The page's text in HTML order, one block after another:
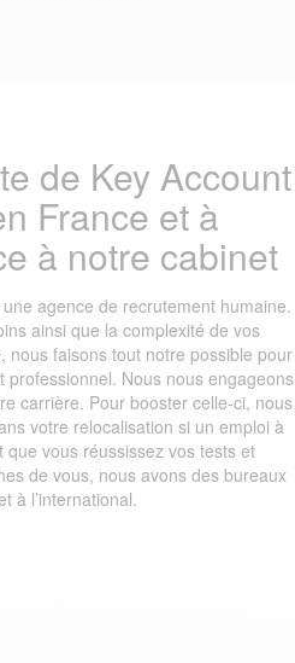
de Key Account
France et à
à notre cabinet
agence de recrutement humaine.
ainsi que la complexité de vos
nous faisons tout notre possible pour
Nous nous engageons
carrière. Pour booster celle-ci, nous
votre relocalisation si un emploi à
que vous réussissez vos tests et
de vous, nous avons des bureaux
à l’international.